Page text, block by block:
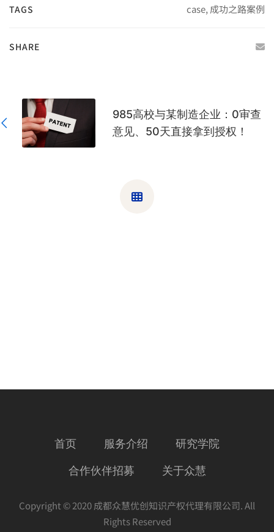
TAGS case, 成功之路案例
SHARE
985高校与某制造企业：0审查
意见、50天直接拿到授权！
首页 服务介绍 研究学院
合作伙伴招募 关于众慧
Copyright © 2020 成都众慧优创知识产权代理有限公司. All
Rights Reserved